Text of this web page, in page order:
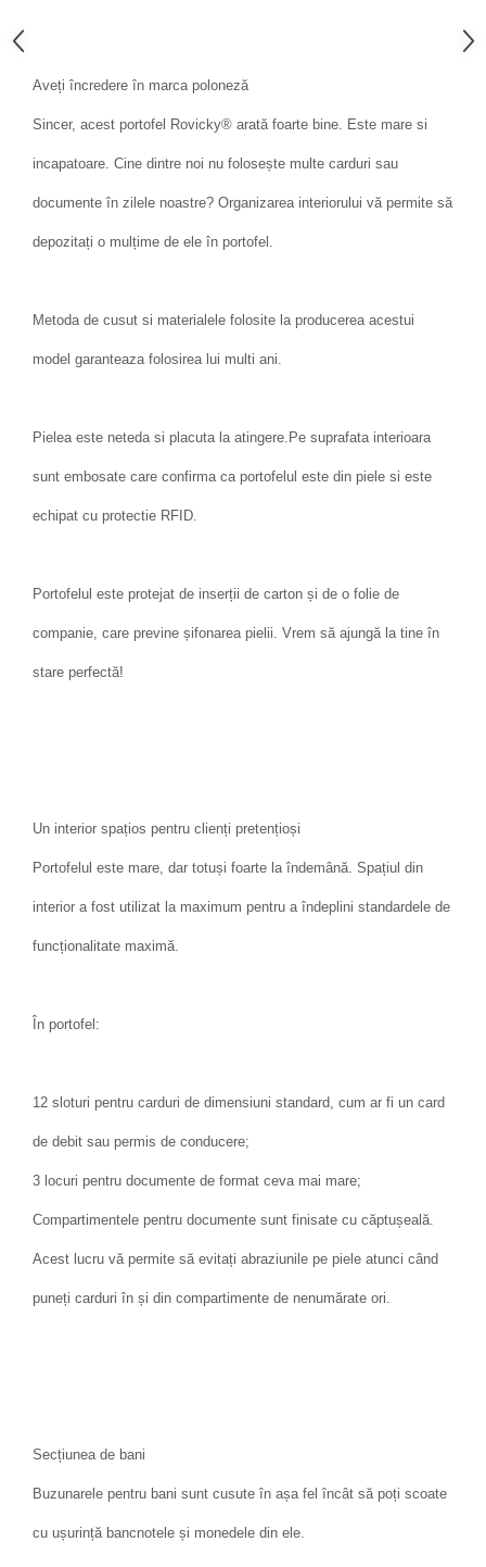
Aveți încredere în marca poloneză
Sincer, acest portofel Rovicky® arată foarte bine. Este mare si
incapatoare. Cine dintre noi nu folosește multe carduri sau
documente în zilele noastre? Organizarea interiorului vă permite să
depozitați o mulțime de ele în portofel.
Metoda de cusut si materialele folosite la producerea acestui
model garanteaza folosirea lui multi ani.
Pielea este neteda si placuta la atingere.Pe suprafata interioara
sunt embosate care confirma ca portofelul este din piele si este
echipat cu protectie RFID.
Portofelul este protejat de inserții de carton și de o folie de
companie, care previne șifonarea pielii. Vrem să ajungă la tine în
stare perfectă!
Un interior spațios pentru clienți pretențioși
Portofelul este mare, dar totuși foarte la îndemână. Spațiul din
interior a fost utilizat la maximum pentru a îndeplini standardele de
funcționalitate maximă.
În portofel:
12 sloturi pentru carduri de dimensiuni standard, cum ar fi un card
de debit sau permis de conducere;
3 locuri pentru documente de format ceva mai mare;
Compartimentele pentru documente sunt finisate cu căptușeală.
Acest lucru vă permite să evitați abraziunile pe piele atunci când
puneți carduri în și din compartimente de nenumărate ori.
Secțiunea de bani
Buzunarele pentru bani sunt cusute în așa fel încât să poți scoate
cu ușurință bancnotele și monedele din ele.